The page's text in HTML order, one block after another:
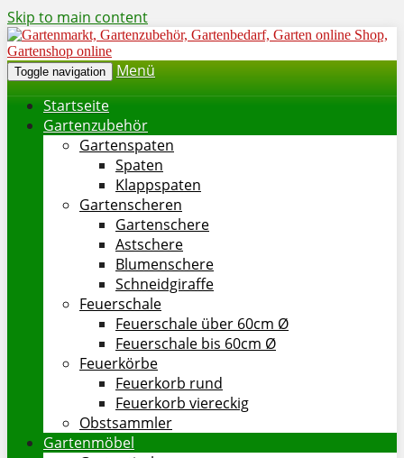
Skip to main content
Toggle navigation
Menü
Startseite
Gartenzubehör
Gartenspaten
Spaten
Klappspaten
Gartenscheren
Gartenschere
Astschere
Blumenschere
Schneidgiraffe
Feuerschale
Feuerschale über 60cm Ø
Feuerschale bis 60cm Ø
Feuerkörbe
Feuerkorb rund
Feuerkorb viereckig
Obstsammler
Gartenmöbel